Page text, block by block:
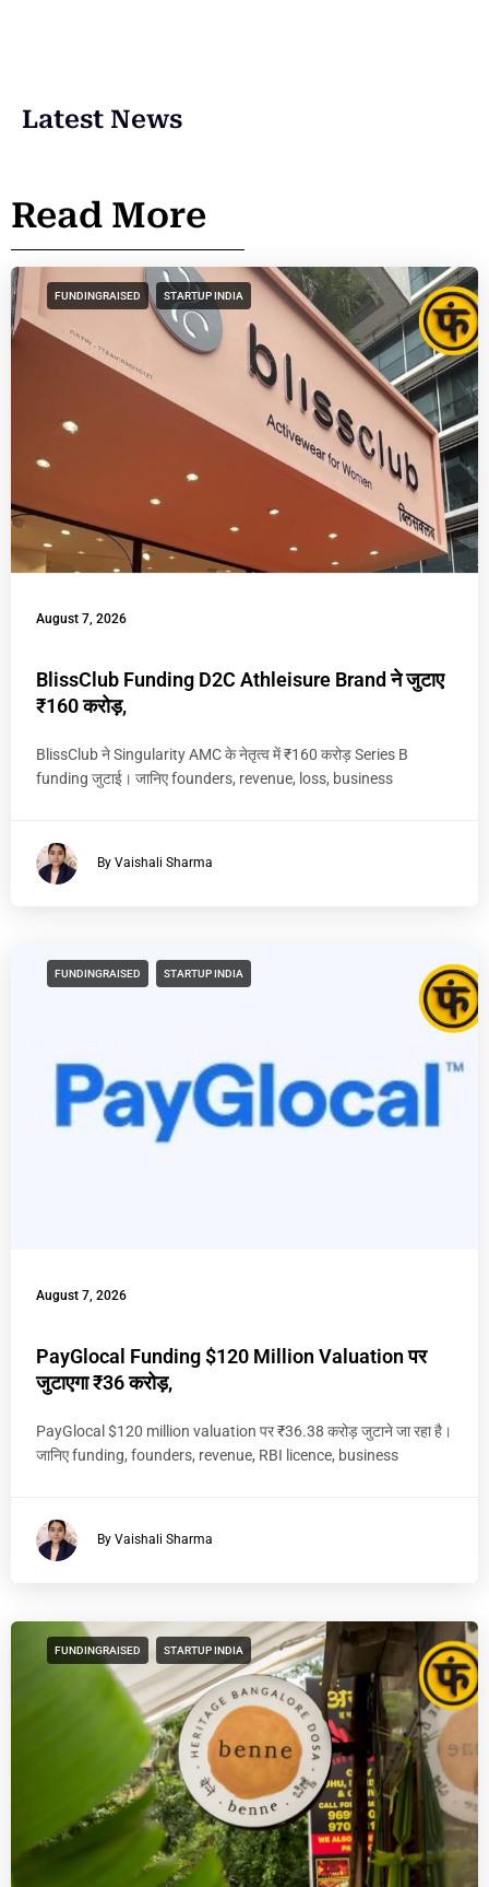
Latest News
Read More
FUNDINGRAISED STARTUP INDIA
August 7, 2026
BlissClub Funding D2C Athleisure Brand ने जुटाए
₹160 करोड़,
BlissClub ने Singularity AMC के नेतृत्व में ₹160 करोड़ Series B
funding जुटाई। जानिए founders, revenue, loss, business
By Vaishali Sharma
FUNDINGRAISED STARTUP INDIA
August 7, 2026
PayGlocal Funding $120 Million Valuation पर
जुटाएगा ₹36 करोड़,
PayGlocal $120 million valuation पर ₹36.38 करोड़ जुटाने जा रहा है।
जानिए funding, founders, revenue, RBI licence, business
By Vaishali Sharma
FUNDINGRAISED STARTUP INDIA